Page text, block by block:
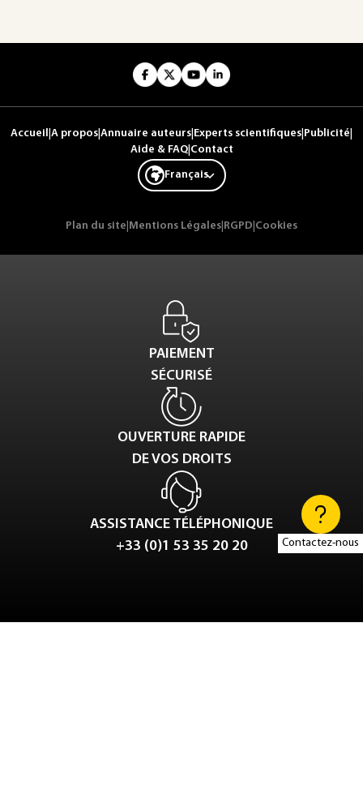
Contactez-nous
Accueil A propos Annuaire auteurs Experts scientifiques Publicité
Aide & FAQ| Contact
Français
Plan du site Mentions Légales RGPD Cookies
PAIEMENT
SÉCURISÉ
OUVERTURE RAPIDE
DE VOS DROITS
ASSISTANCE TÉLÉPHONIQUE
+33 (0)1 53 35 20 20